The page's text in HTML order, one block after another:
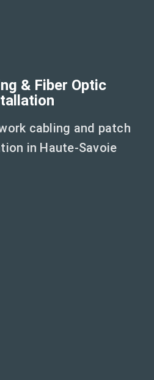
& Fiber Optic
cabling and patch
in Haute-Savoie